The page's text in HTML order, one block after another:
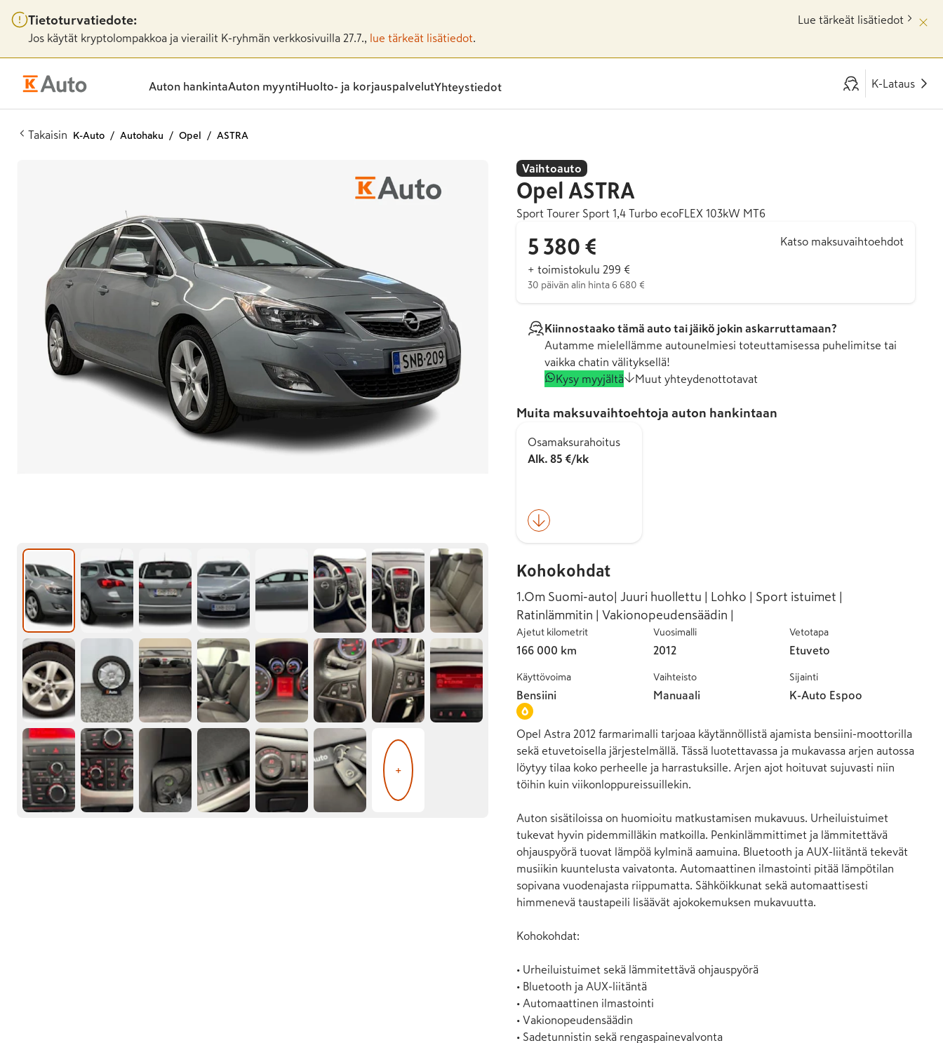
Tietoturvatiedote:
Jos käytät kryptolompakkoa ja vierailit K-ryhmän verkkosivuilla 27.7., lue tärkeät lisätiedot
Lue tärkeät lisätiedot
Auton hankintaAuton myynti Huolto- ja korjauspalvelutYhteystiedot K-Lataus
Takaisin K-Auto Autohaku Opel ASTRA
+
Vaihtoauto
Opel ASTRA
Sport Tourer Sport 1,4 Turbo ecoFLEX 103kW MT6
5 380 €
+ toimistokulu 299 €
30 päivän alin hinta 6 680 €
Katso maksuvaihtoehdot
Kiinnostaako tämä auto tai jäikö jokin askarruttamaan?
Autamme mielellämme autounelmiesi toteuttamisessa puhelimitse tai
vaikka chatin välityksellä!
Kysy myyjältä
Muut yhteydenottotavat
Muita maksuvaihtoehtoja auton hankintaan
Osamaksurahoitus
Alk. 85 €/kk
Kohokohdat
1.Om Suomi-auto| Juuri huollettu | Lohko | Sport istuimet |
Ratinlämmitin | Vakionopeudensäädin |
Ajetut kilometrit
166 000 km
Vuosimalli
2012
Vetotapa
Etuveto
Käyttövoima
Bensiini
Vaihteisto
Manuaali
Sijainti
K-Auto Espoo
Opel Astra 2012 farmarimalli tarjoaa käytännöllistä ajamista bensiini-moottorilla
sekä etuvetoisella järjestelmällä. Tässä luotettavassa ja mukavassa arjen autossa
löytyy tilaa koko perheelle ja harrastuksille. Arjen ajot hoituvat sujuvasti niin
töihin kuin viikonloppureissuillekin.
Auton sisätiloissa on huomioitu matkustamisen mukavuus. Urheiluistuimet
tukevat hyvin pidemmilläkin matkoilla. Penkinlämmittimet ja lämmitettävä
ohjauspyörä tuovat lämpöä kylminä aamuina. Bluetooth ja AUX-liitäntä tekevät
musiikin kuuntelusta vaivatonta. Automaattinen ilmastointi pitää lämpötilan
sopivana vuodenajasta riippumatta. Sähköikkunat sekä automaattisesti
himmenevä taustapeili lisäävät ajokokemuksen mukavuutta.
Kohokohdat:
• Urheiluistuimet sekä lämmitettävä ohjauspyörä
• Bluetooth ja AUX-liitäntä
• Automaattinen ilmastointi
• Vakionopeudensäädin
• Sadetunnistin sekä rengaspainevalvonta